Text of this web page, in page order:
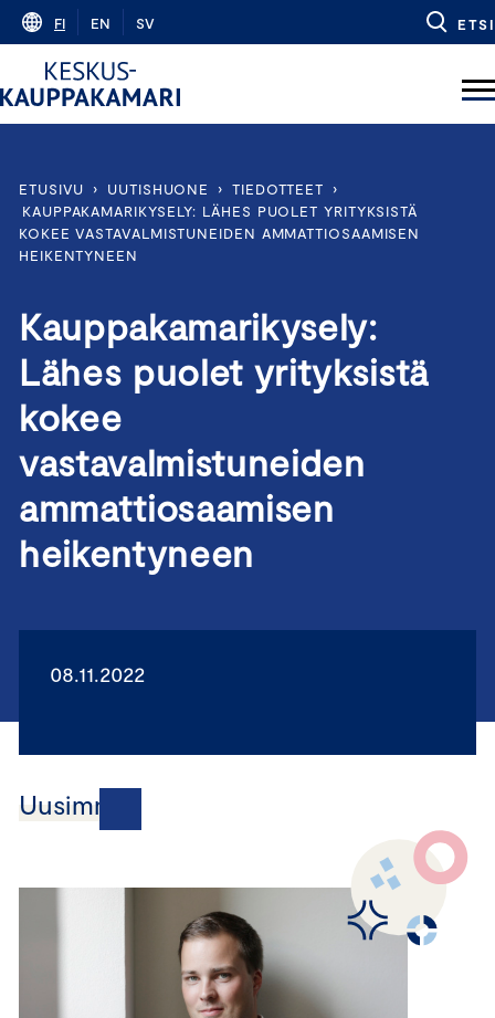
Skip
content
FI EN SV ETSI
ETUSIVU › UUTISHUONE › TIEDOTTEET
›
KAUPPAKAMARIKYSELY: LÄHES PUOLET YRITYKSISTÄ
KOKEE VASTAVALMISTUNEIDEN AMMATTIOSAAMISEN
HEIKENTYNEEN
Kauppakamarikysely:
Lähes puolet yrityksistä
kokee
vastavalmistuneiden
ammattiosaamisen
heikentyneen
08.11.2022
Uusimmat